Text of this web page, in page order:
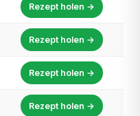
Rezept holen →
Rezept holen →
Rezept holen →
Rezept holen →